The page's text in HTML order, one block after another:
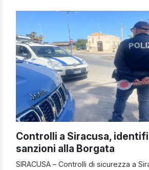
intervento dei soccorsi, per il 48enne
Controlli a Siracusa,
sanzioni alla Borgata
SIRACUSA – Controlli di sicurezza a